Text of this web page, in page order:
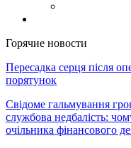
Горячие новости
Пересадка серця після
порятунок
Свідоме гальмування
службова недбалість:
очільника фінансового